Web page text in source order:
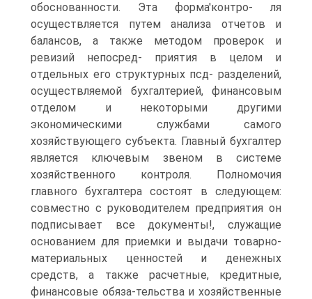
обоснованности. Эта форма'контро- ля
осуществляется путем анализа отчетов и
балансов, а также методом проверок и
ревизий непосред- приятия в целом и
отдельных его структурных псд- разделений,
осуществляемой бухгалтерией, финансовым
отделом и некоторыми другими
экономическими службами самого
хозяйствующего субъекта. Главный бухгалтер
является ключевым звеном в системе
хозяйственного контроля. Полномочия
главного бухгалтера состоят в следующем:
совместно с руководителем предприятия он
подписывает все документы!, служащие
основанием для приемки и выдачи товарно-
материальных ценностей и денежных
средств, а также расчетные, кредитные,
финансовые обяза-тельства и хозяйственные